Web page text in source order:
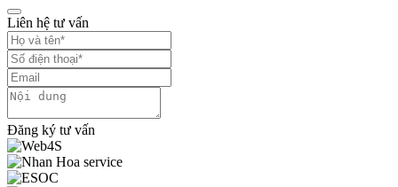
Liên hệ tư vấn
Đăng ký tư vấn